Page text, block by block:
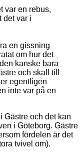
var en rebus,
det var i
en gissning
om hur det
kanske bara
och skall till
egentligen
inte var på en
Gästre och det kan
i Göteborg. Gästre
fördelen är det
tvivel om).